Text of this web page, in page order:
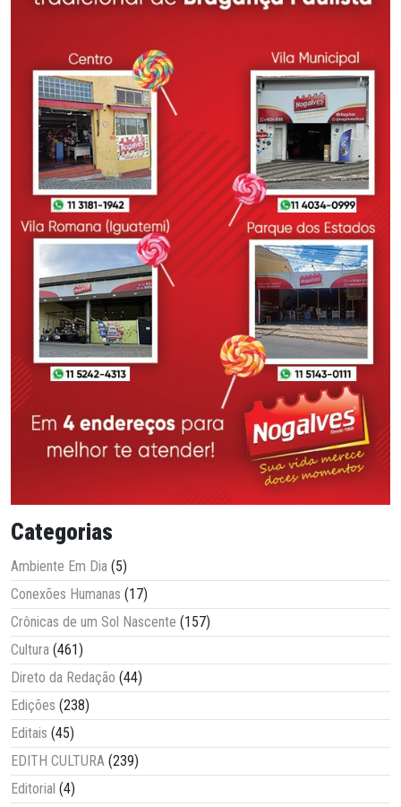
Categorias
Ambiente Em Dia (5)
Conexões Humanas (17)
Crônicas de um Sol Nascente (157)
Cultura (461)
Direto da Redação (44)
Edições (238)
Editais (45)
EDITH CULTURA (239)
Editorial (4)